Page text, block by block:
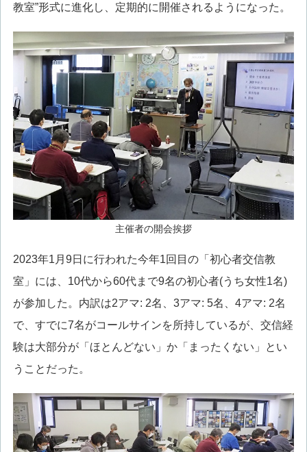
教室”形式に進化し、定期的に開催されるようになった。
主催者の開会挨拶
2023年1月9日に行われた今年1回目の「初心者交信教
室」には、10代から60代まで9名の初心者(うち女性1名)
が参加した。内訳は2アマ: 2名、3アマ: 5名、4アマ: 2名
で、すでに7名がコールサインを所持しているが、交信経
験は大部分が「ほとんどない」か「まったくない」とい
うことだった。